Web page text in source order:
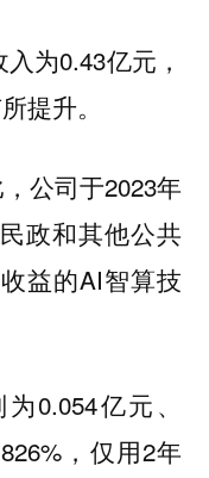
为0.43亿元，
提升。
公司于2023年
政和其他公共
益的AI智算技
0.054亿元、
，仅用2年